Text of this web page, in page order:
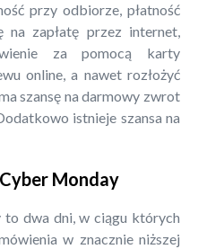
przy odbiorze, płatność
na zapłatę przez internet,
za pomocą karty
online, a nawet rozłożyć
szansę na darmowy zwrot
istnieje szansa na
Monday
dwa dni, w ciągu których
w znacznie niższej